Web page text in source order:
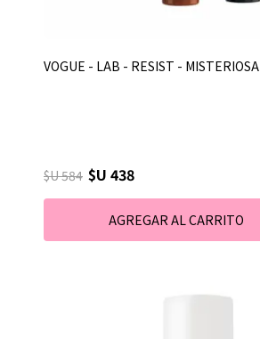
VOGUE - LAB - RESIST - MISTERIOSA
$U 584 $U 438